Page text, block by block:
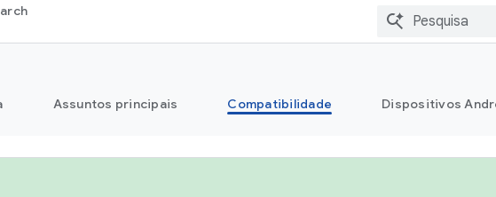
Assuntos principais Compatibilidade Dispositivos